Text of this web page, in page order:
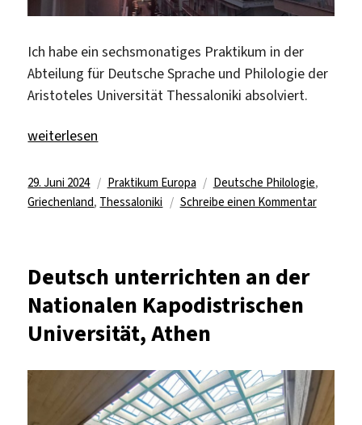
Ich habe ein sechsmonatiges Praktikum in der
Abteilung für Deutsche Sprache und Philologie der
Aristoteles Universität Thessaloniki absolviert.
„Unterrichten in Thessaloniki, Griechenland“
weiterlesen
Veröffentlicht
am
29. Juni 2024 Kategorien
Praktikum Europa Schlagwörter
Deutsche Philologie,
Griechenland, Thessaloniki Schreibe einen Kommentarzu
Deutsch unterrichten an der
Nationalen Kapodistrischen
Universität, Athen